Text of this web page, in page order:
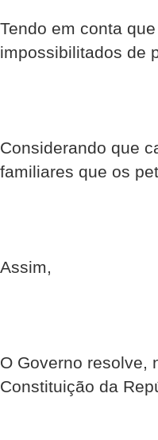
Tendo em conta
impossibilitados de
Considerando que
familiares que os
Assim,
O Governo resolve,
Constituição da